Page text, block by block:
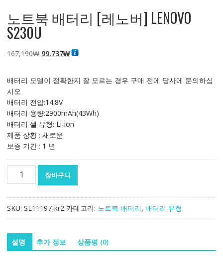
노트북 배터리 [레노버] LENOVO
S230U
167,190₩ 원
격:
99,737₩현
격:
배터리 모델이 정확한지 잘 모르는 경우 구매 전에 당사에 문의하십
시오
배터리 전압:14.8V
배터리 용량:2900mAh(43Wh)
배터리 셀 유형: Li-ion
제품 상황 : 새로운
보증 기간 : 1 년
터
[레
노
장바구니
SKU: SL11197-kr2 카테고리: 노트북 배터리, 배터리 유형
설명 추가 정보 상품평 (0)